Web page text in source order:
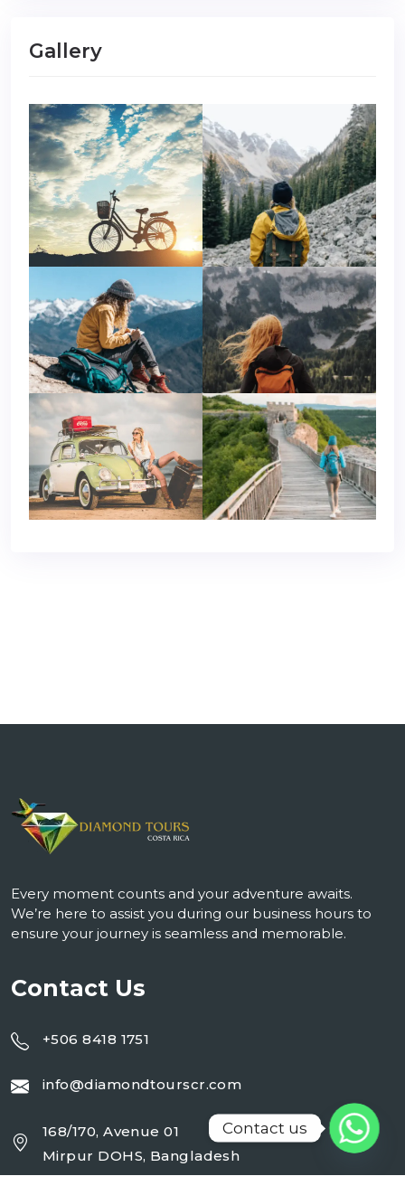
Gallery
Every moment counts and your adventure awaits.
We’re here to assist you during our business hours to
ensure your journey is seamless and memorable.
Contact Us
+506 8418 1751
info@diamondtourscr.com
168/170, Avenue 01
Mirpur DOHS, Bangladesh
Contact us